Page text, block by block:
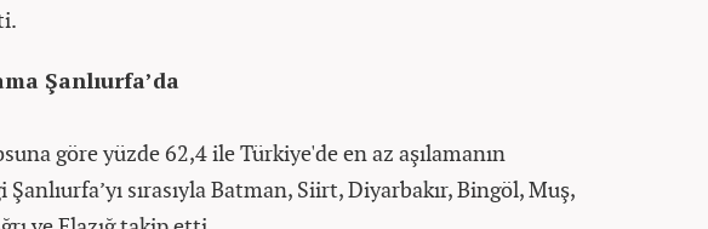
Şanlıurfa’da
göre yüzde 62,4 ile Türkiye'de en az aşılamanın
sırasıyla Batman, Siirt, Diyarbakır, Bingöl, Muş,